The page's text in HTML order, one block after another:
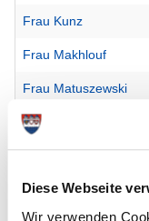
Diese Webseite
Wir verwenden
Frau Kunz
Frau Makhlouf
Frau Matuszewski
Frau Mildebrath
Frau Ohm